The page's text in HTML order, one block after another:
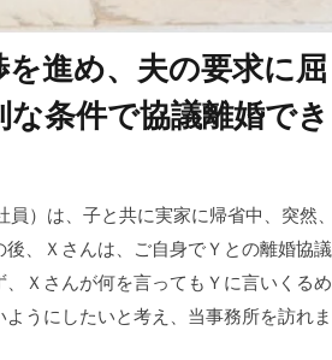
進め、夫の要求に屈
条件で協議離婚でき
）は、子と共に実家に帰省中、突然、
、Ｘさんは、ご自身でＹとの離婚協議
Ｘさんが何を言ってもＹに言いくるめ
うにしたいと考え、当事務所を訪れま